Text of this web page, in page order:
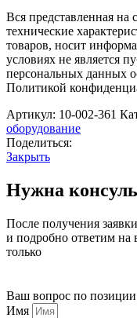
Вся представленная на
технические
товаров, носит
условиях не является
персональных данных
Политикой
Артикул: 10-002-361
оборудование
Поделиться:
Закрыть
Нужна
После получения
и подробно ответим на
только
Ваш вопрос по
Имя